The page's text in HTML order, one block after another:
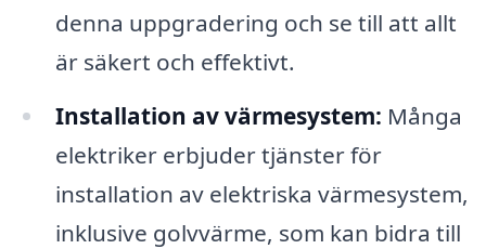
denna uppgradering och se till att allt
är säkert och effektivt.
Installation av värmesystem: Många
elektriker erbjuder tjänster för
installation av elektriska värmesystem,
inklusive golvvärme, som kan bidra till